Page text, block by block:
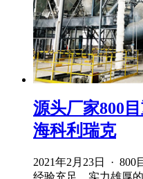
源头厂家800
海科利瑞克
2021年2月23日 · 800
经验充足、实力雄厚